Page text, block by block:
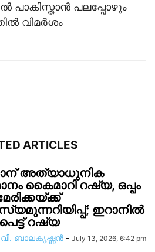
പാകിസ്താൻ പലപ്പോഴും
വിമർശം
ARTICLES
അത്യാധുനിക
കൈമാറി റഷ്യ, ഒപ്പം
ഇറാനിൽ
റഷ്യ
ബാലകൃഷ്ണൻ - July 13, 2026, 6:42 pm